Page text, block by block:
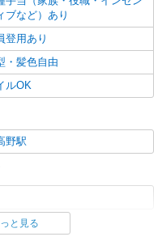
ブなど）あり
登用あり
・髪色自由
ルOK
野駅
す
と見る